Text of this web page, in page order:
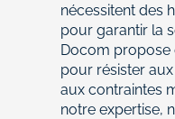
nécessitent des
pour garantir la
Docom propose
pour résister
aux contraintes
notre expertise,